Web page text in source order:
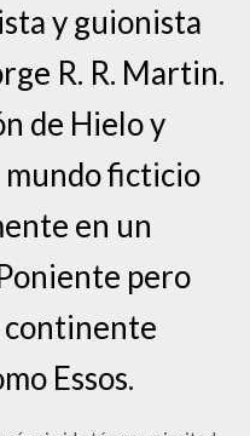
y guionista
R. R. Martin.
de Hielo y
mundo ficticio
en un
pero
continente
Essos.